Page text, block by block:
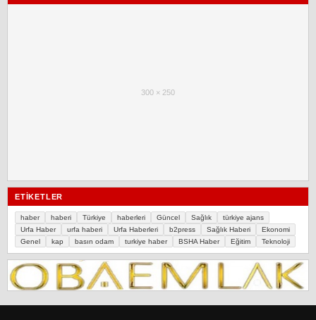
300 × 250
ETIKETLER
haber haberi Türkiye haberleri Güncel Sağlık
türkiye ajans
Urfa Haber
urfa haberi Urfa Haberleri b2press Sağlık Haberi
Ekonomi
Genel
kap basın odam turkiye haber BSHA Haber Eğitim Teknoloji